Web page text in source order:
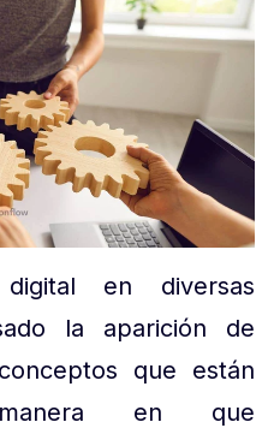
en diversas
la aparición de
que están
en que